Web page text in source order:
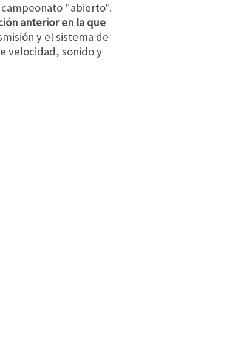
"abierto".
anterior en la que
y el sistema de
velocidad, sonido y